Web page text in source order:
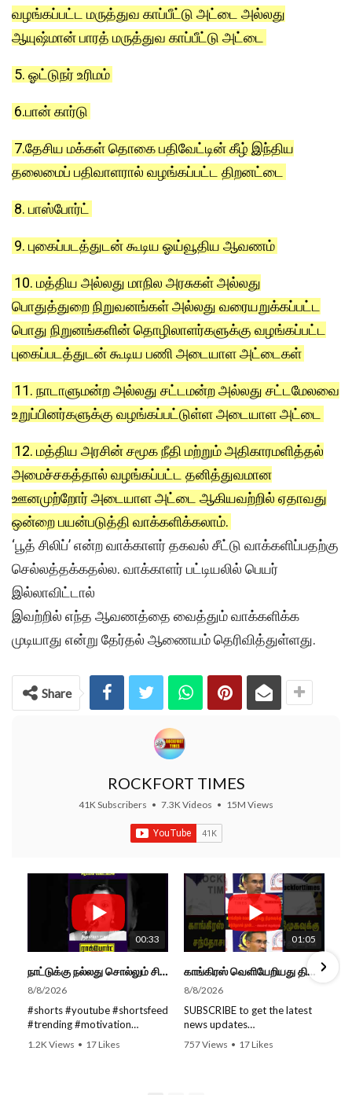
வழங்கப்பட்ட மருத்துவ காப்பீட்டு அட்டை அல்லது
ஆயுஷ்மான் பாரத் மருத்துவ காப்பீட்டு அட்டை
5. ஓட்டுநர் உரிமம்
6.பான் கார்டு
7.தேசிய மக்கள் தொகை பதிவேட்டின் கீழ் இந்திய
தலைமைப் பதிவாளரால் வழங்கப்பட்ட திறனட்டை
8. பாஸ்போர்ட்
9. புகைப்படத்துடன் கூடிய ஓய்வூதிய ஆவணம்
10. மத்திய அல்லது மாநில அரசுகள் அல்லது
பொதுத்துறை நிறுவனங்கள் அல்லது வரையறுக்கப்பட்ட
பொது நிறுனங்களின் தொழிலாளர்களுக்கு வழங்கப்பட்ட
புகைப்படத்துடன் கூடிய பணி அடையாள அட்டைகள்
11. நாடாளுமன்ற அல்லது சட்டமன்ற அல்லது சட்டமேலவை
உறுப்பினர்களுக்கு வழங்கப்பட்டுள்ள அடையாள அட்டை
12. மத்திய அரசின் சமூக நீதி மற்றும் அதிகாரமளித்தல்
அமைச்சகத்தால் வழங்கப்பட்ட தனித்துவமான
ஊனமுற்றோர் அடையாள அட்டை ஆகியவற்றில் ஏதாவது
ஒன்றை பயன்படுத்தி வாக்களிக்கலாம்.
‘பூத் சிலிப்’ என்ற வாக்காளர் தகவல் சீட்டு வாக்களிப்பதற்கு
செல்லத்தக்கதல்ல. வாக்காளர் பட்டியலில் பெயர்
இல்லாவிட்டால்
இவற்றில் எந்த ஆவணத்தை வைத்தும் வாக்களிக்க
முடியாது என்று தேர்தல் ஆணையம் தெரிவித்துள்ளது.
Share
ROCKFORT TIMES
41K Subscribers • 7.3K Videos • 15M Views
00:33
நாட்டுக்கு நல்லது சொல்லும் சிறப்பான மேடைப்பேச்சு... #shorts #subscribe #video
8/8/2026
#shorts #youtube #shortsfeed
#trending #motivation
#nowtrending #subscribe
1.2K Views • 17 Likes
01:05
காங்கிரஸ் வெளியேறியது திமுகவுக்கு சந்தோசம் தான்... - அமைச்சர் அருண்ராஜ்
8/8/2026
SUBSCRIBE to get the latest
news updates
ROCKFORT TIMES for NEW
757 Views • 17 Likes